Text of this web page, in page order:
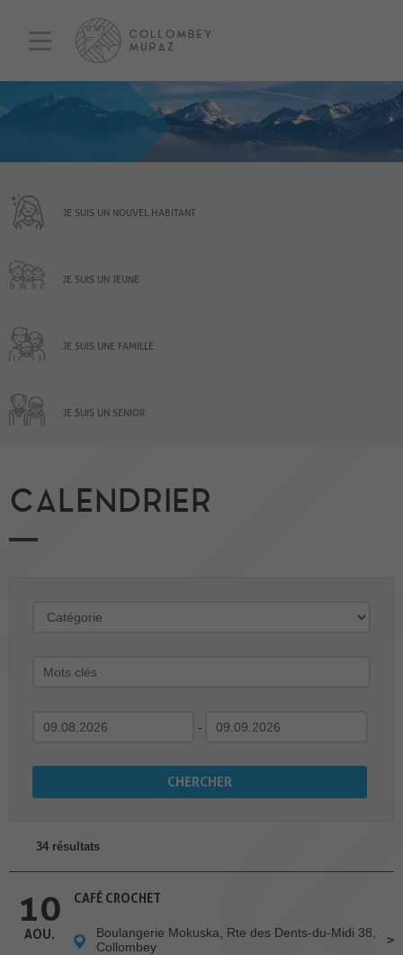
JE SUIS UN NOUVEL HABITANT
JE SUIS UN JEUNE
JE SUIS UNE FAMILLE
JE SUIS UN SENIOR
CALENDRIER
-
34 résultats
10
AOU.
CAFÉ CROCHET
Boulangerie Mokuska, Rte des Dents-du-Midi 38,
Collombey